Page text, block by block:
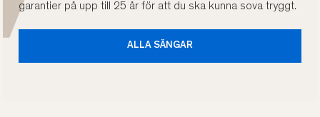
garantier på upp till 25 år för att du ska kunna sova tryggt.
ALLA SÄNGAR